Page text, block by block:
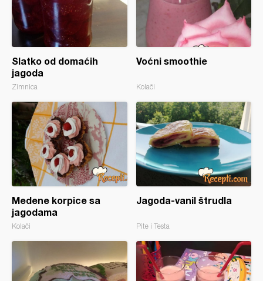
Slatko od domaćih
jagoda
Zimnica
Voćni smoothie
Kolači
Medene korpice sa
jagodama
Kolači
Jagoda-vanil štrudla
Pite i Testa